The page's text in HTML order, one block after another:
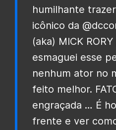
humilhante
icônico da
(aka) MICK
esmaguei esse
nenhum ator no
feito melhor.
engraçada … É
frente e ver